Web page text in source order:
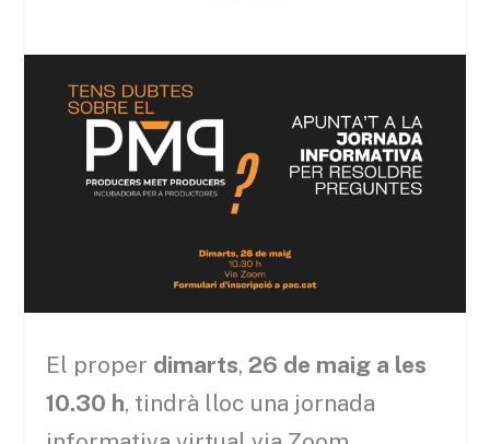
El proper dimarts,26 de maig a les
10.30 h, tindrà lloc una jornada
m